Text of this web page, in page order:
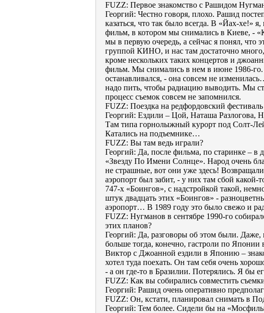
FUZZ: Первое знакомство с Рашидом
Георгий: Честно говоря, плохо. Рашид
казаться, что так было всегда. В «Йах-хе!»
фильм, в котором мы снимались в Киеве, -
мы в первую очередь, а сейчас я понял, что
группой КИНО, и нас там достаточно много,
кроме нескольких таких концертов и
фильм. Мы снимались в нем в июне 1986-
останавливался, - она совсем не
надо пить, чтобы радиацию выводить. Мы
процесс съемок совсем не запомнился.
FUZZ: Поездка на редфордовский
Георгий: Ездили – Цой, Наташа Разлогова,
Там типа горнолыжный курорт под Солт-
Катались на подъемнике…
FUZZ: Вы там ведь играли?
Георгий: Да, после фильма, по старинке –
«Звезду По Имени Солнце». Народ очень
не страшные, вот они уже здесь!
аэропорт был забит, - у них там сбой
747-х «Боингов», с надстройкой такой,
штук двадцать этих «Боингов» -
аэропорт… В 1989 году это было свежо и
FUZZ: Нугманов в сентябре 1990-го
этих планов?
Георгий: Да, разговоры об этом были.
больше тогда, конечно, гастроли по
Виктор с Джоанной ездили в Японию –
хотел туда поехать. Он там себя очень
- а он где-то в Бразилии. Потерялись. Я бы
FUZZ: Как вы собирались совместить
Георгий: Рашид очень оперативно
FUZZ: Он, кстати, планировал снимать в
Георгий: Тем более. Сидели бы на